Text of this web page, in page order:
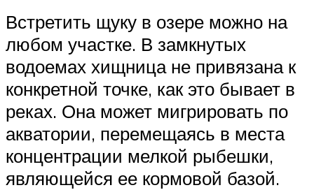
Встретить щуку в озере можно на
любом участке. В замкнутых
водоемах хищница не привязана к
конкретной точке, как это бывает в
реках. Она может мигрировать по
акватории, перемещаясь в места
концентрации мелкой рыбешки,
являющейся ее кормовой базой.